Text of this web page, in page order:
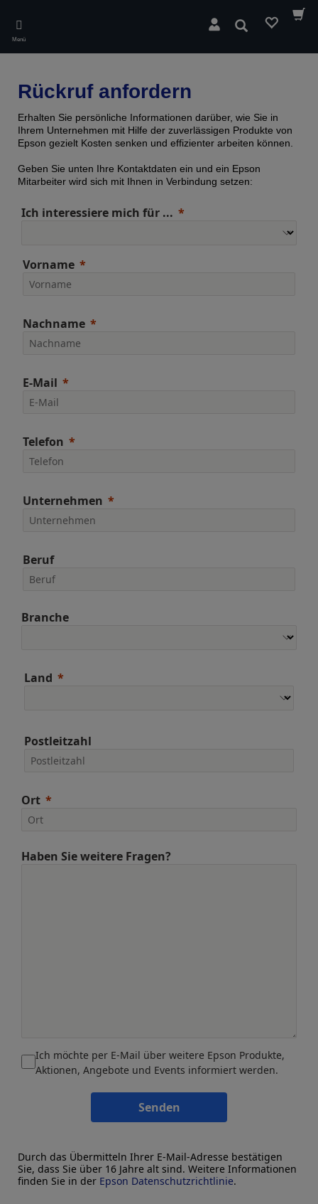
main
content
Menü
Suchen
Rückruf anfordern
Erhalten Sie persönliche Informationen darüber, wie Sie in
Ihrem Unternehmen mit Hilfe der zuverlässigen Produkte von
Epson gezielt Kosten senken und effizienter arbeiten können.
Geben Sie unten Ihre Kontaktdaten ein und ein Epson
Mitarbeiter wird sich mit Ihnen in Verbindung setzen:
Ich interessiere mich für ...
Vorname
Nachname
E-Mail
Telefon
Unternehmen
Beruf
Branche
Land
Postleitzahl
Ort
Haben Sie weitere Fragen?
Ich möchte per E-Mail über weitere Epson Produkte,
Aktionen, Angebote und Events informiert werden.
Senden
Durch das Übermitteln Ihrer E-Mail-Adresse bestätigen
Sie, dass Sie über 16 Jahre alt sind. Weitere Informationen
finden Sie in der Epson Datenschutzrichtlinie.